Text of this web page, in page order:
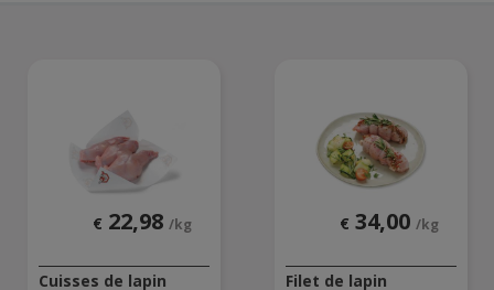
€ 22,98 /kg
Cuisses de lapin
€ 34,00 /kg
Filet de lapin